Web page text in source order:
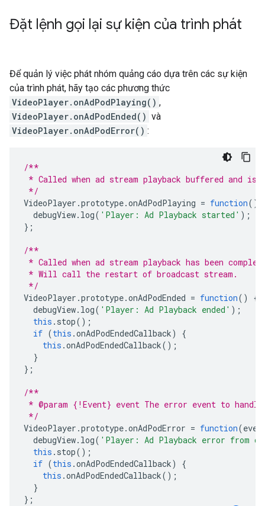
Đặt lệnh gọi lại sự kiện của trình phát
Để quản lý việc phát nhóm quảng cáo dựa trên các sự kiện
của trình phát, hãy tạo các phương thức
VideoPlayer.onAdPodPlaying() ,
VideoPlayer.onAdPodEnded() và
VideoPlayer.onAdPodError() :
/**
* Called when ad stream playback buffered and is
*/
VideoPlayer .prototype.onAdPodPlaying = function()
debugView. log( 'Player: Ad Playback started' );
};
/**
* Called when ad stream playback has been
* Will call the restart of broadcast stream.
*/
VideoPlayer .prototype.onAdPodEnded = function()
{
debugView. log( 'Player: Ad Playback ended' );
this . stop();
if (this .onAdPodEndedCallback)
{
this .onAdPodEndedCallback();
}
};
/**
* @param {!Event} event The error event to
*/
VideoPlayer .prototype.onAdPodError = function(
debugView. log( 'Player: Ad Playback error from
this . stop();
if (this .onAdPodEndedCallback)
{
this .onAdPodEndedCallback();
}
};